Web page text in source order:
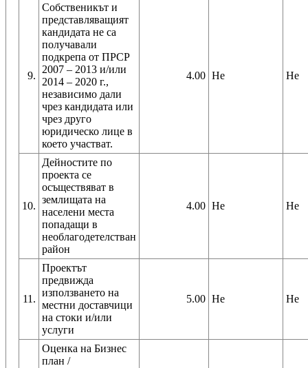
9.
Собственикът и
представляващият
кандидата не са
получавали
подкрепа от ПРСР
2007 – 2013 и/или
2014 – 2020 г.,
независимо дали
чрез кандидата или
чрез друго
юридическо лице в
което участват.
4.00 Не Не
10.
Дейностите по
проекта се
осъществяват в
землищата на
населени места
попадащи в
необлагодетелстван
район
4.00 Не Не
11.
Проектът
предвижда
използването на
местни доставчици
на стоки и/или
услуги
5.00 Не Не
Оценка на Бизнес
план /